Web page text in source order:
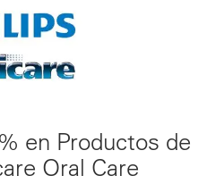
en Productos de
Oral Care